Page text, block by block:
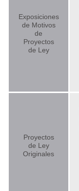
Exposiciones
de Motivos
de
Proyectos
de Ley
Proyectos
de Ley
Originales